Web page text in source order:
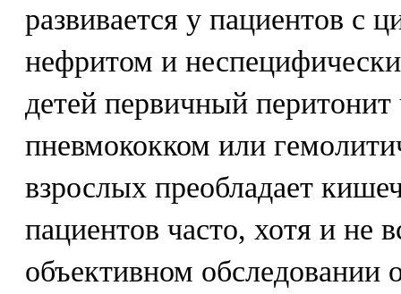
развивается у пациентов с
нефритом и
детей первичный
пневмококком или
взрослых преобладает
пациентов часто, хотя и не
объективном